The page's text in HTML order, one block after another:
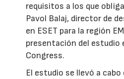
requisitos a los que
Pavol Balaj, director de
en ESET para la región
presentación del estudio
Congress.
El estudio se llevó a